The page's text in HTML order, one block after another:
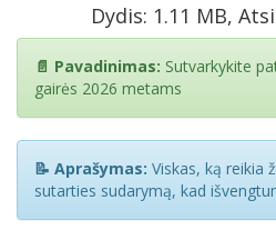
Dydis: 1.11 MB,
📄 Pavadinimas: Sutvarkykite
gairės 2026 metams
📝 Aprašymas: Viskas, ką reikia
sutarties sudarymą, kad